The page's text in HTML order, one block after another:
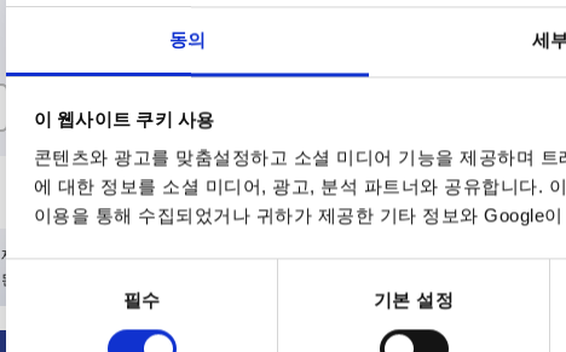
동의 세
이 웹사이트 쿠키 사용
콘텐츠와 광고를 맞춤설정하고 소셜 미디어 기능을 제공하며
에 대한 정보를 소셜 미디어, 광고, 분석 파트너와 공유합니다.
이용을 통해 수집되었거나 귀하가 제공한 기타 정보와 Google
동
선
필수 기본 설정
65,1
75,1
85,2
M6
M8
M10
암나사
표
재고 현황은 하루에 여러 번 정기적으로 업데이트됩니다. 주문 완료 전 마지막 단계에
된 배송일을 확인하실 수 있습니다.